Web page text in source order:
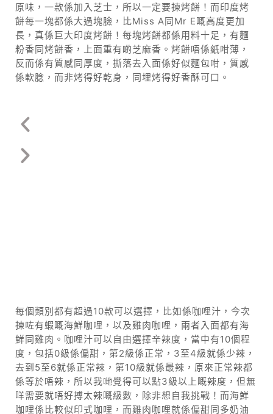
原味，一款係加入芝士，所以一定要揀烤餅！而印度烤
餅每一塊都係大過塊臉，比Miss A同Mr E嘅高度更加
長，真係巨大印度烤餅！每塊烤餅都係用料十足，有麵
粉香同烤餅香，上面重有啲芝麻香。烤餅唔係紙咁薄，
反而係有質感同厚度，撕落去入面係好似麵包咁，質感
係軟腍，而非烤得好乾身，同埋烤得好香酥可口。
每個類別都有超過10款可以選擇，比如係咖哩汁，今次
揀咗有蝦嘅海鮮咖哩，以及雞肉咖哩，兩者入面都有海
鮮同雞肉。咖哩汁可以自由選擇辛辣度，當中有10個程
度，包括0級係偏甜，第2級係正常，3至4級就係少辣，
去到5至6就係正常辣，第10級就係最辣，原來正常辣都
係等於唔辣，所以我哋覺得可以點3級以上嘅辣度，但無
咩需要就唔好搏太辣嘅級數，除非想自我挑戰！而海鮮
咖哩係比較似印式咖哩，而雞肉咖哩就係偏甜同多奶油